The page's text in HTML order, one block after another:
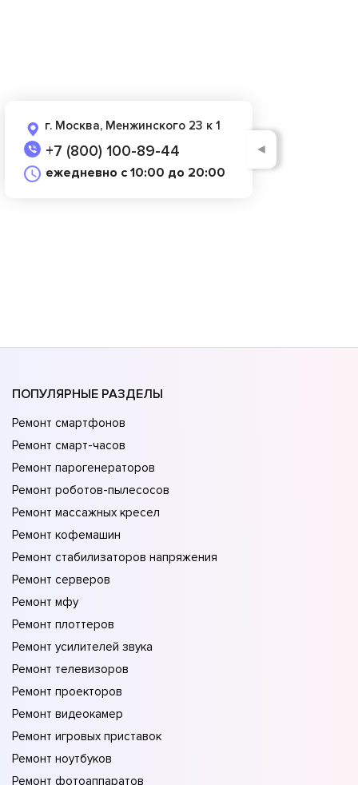
г. Москва, Менжинского 23 к 1
+7 (800) 100-89-44
ежедневно с 10:00 до 20:00
◄
ПОПУЛЯРНЫЕ РАЗДЕЛЫ
Ремонт смартфонов
Ремонт смарт-часов
Ремонт парогенераторов
Ремонт роботов-пылесосов
Ремонт массажных кресел
Ремонт кофемашин
Ремонт стабилизаторов напряжения
Ремонт серверов
Ремонт мфу
Ремонт плоттеров
Ремонт усилителей звука
Ремонт телевизоров
Ремонт проекторов
Ремонт видеокамер
Ремонт игровых приставок
Ремонт ноутбуков
Ремонт фотоаппаратов